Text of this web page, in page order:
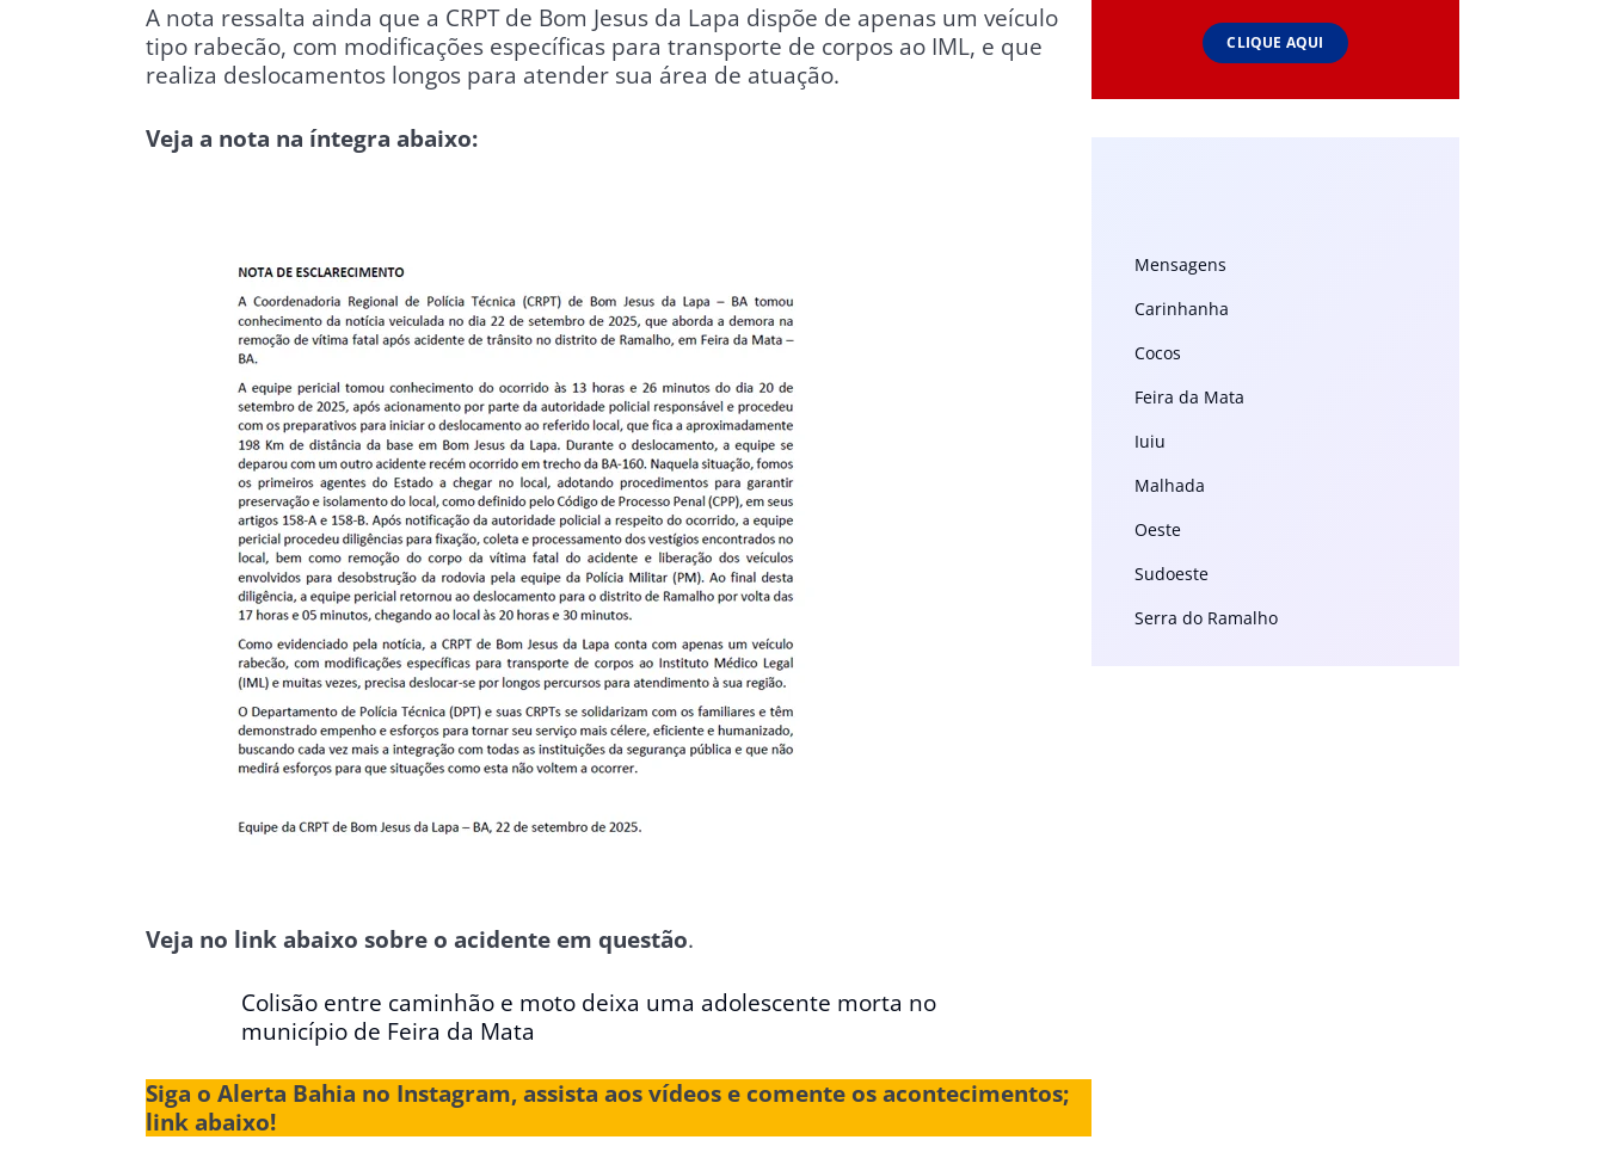
A nota ressalta ainda que a CRPT de Bom Jesus da Lapa dispõe de apenas um veículo
tipo rabecão, com modificações específicas para transporte de corpos ao IML, e que
realiza deslocamentos longos para atender sua área de atuação.
Veja a nota na íntegra abaixo:
Veja no link abaixo sobre o acidente em questão.
Colisão entre caminhão e moto deixa uma adolescente morta no
município de Feira da Mata
Siga o Alerta Bahia no Instagram, assista aos vídeos e comente os acontecimentos;
link abaixo!
CLIQUE AQUI
Mensagens
Carinhanha
Cocos
Feira da Mata
Iuiu
Malhada
Oeste
Sudoeste
Serra do Ramalho